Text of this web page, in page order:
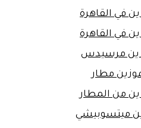
في القاهرة
في القاهرة
مرسيدس
مطار
من المطار
ميتسوبيشي